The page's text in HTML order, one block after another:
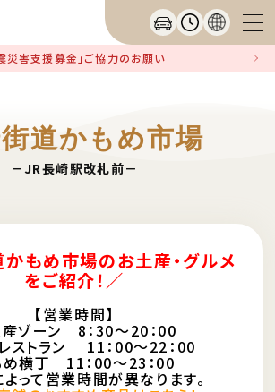
災害支援募金」ご協力のお願い
道かもめ市場
－JR長崎駅改札前－
もめ市場のお土産・グルメ
をご紹介！／
【営業時間】
ゾーン 8：30～20：00
ストラン 11：00～22：00
め横丁 11：00～23：00
って営業時間が異なります。